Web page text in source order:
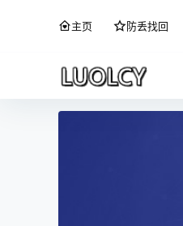
主页 防丢找回